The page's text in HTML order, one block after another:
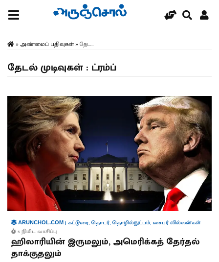
» அண்மைப் பதிவுகள்» தேட...
தேடல் முடிவுகள் : ட்ரம்ப்
ARUNCHOL.COM | கட்டுரை,தொடர்,தொழில்நுட்பம், சைபர் வில்லன்கள்
5 நிமிட வாசிப்பு
ஹிலாரியின் இருமலும், அமெரிக்கத் தேர்தல்
தாக்குதலும்